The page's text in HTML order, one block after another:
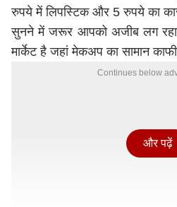
रुपये में लिपस्टिक और 5 रुपये का
सुनने में जरूर आपको अजीब लग रहा
मार्केट है जहां मेकअप का सामान
Continues below
और पढ़ें